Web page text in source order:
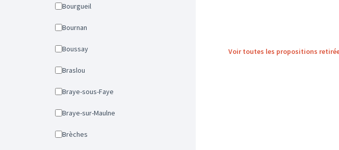
Bourgueil
Bournan
Boussay
Braslou
Braye-sous-Faye
Braye-sur-Maulne
Brèches
Voir toutes les propositions